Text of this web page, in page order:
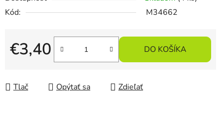
Kód:
M34662
€3,40
Jednotková cena:
DO KOŠÍKA
Tlač Opýtať sa Zdieľať